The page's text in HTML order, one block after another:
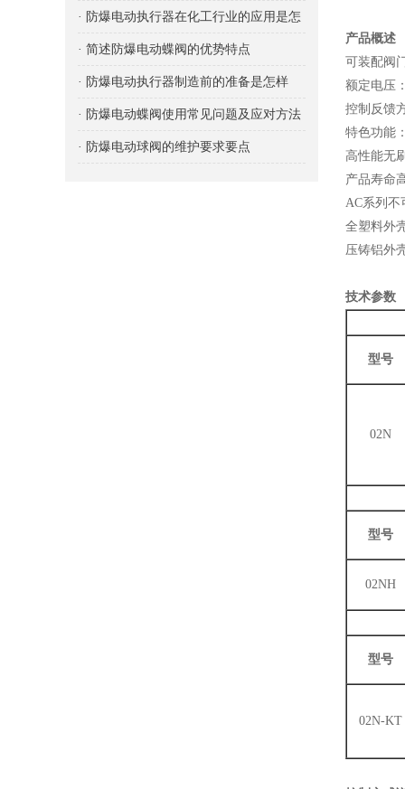
· 防爆电动执行器在化工行业的应用是怎
样的？
· 简述防爆电动蝶阀的优势特点
· 防爆电动执行器制造前的准备是怎样
的？
· 防爆电动蝶阀使用常见问题及应对方法
· 防爆电动球阀的维护要求要点
产品概述
可装配阀
额定电压
控制反馈
特色功能
高性能无
产品寿命
AC系列不
全塑料外
压铸铝外
技术参数
型号
02N
型号
02NH
型号
02N-KT